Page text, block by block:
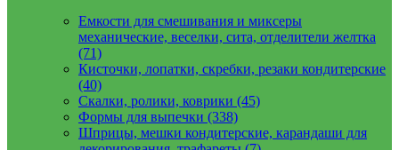
Емкости для смешивания и миксеры
механические, веселки, сита, отделители желтка
(71)
Кисточки, лопатки, скребки, резаки кондитерские
(40)
Скалки, ролики, коврики (45)
Формы для выпечки (338)
Шприцы, мешки кондитерские, карандаши для